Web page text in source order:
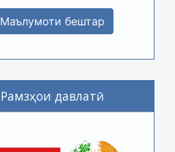
Маълумоти бештар
Рамзҳои давлатӣ